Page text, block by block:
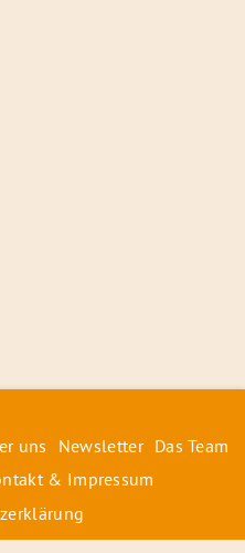
uns Newsletter Das Team
& Impressum